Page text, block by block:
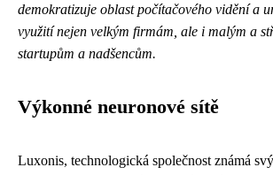
demokratizuje oblast počítačového vidění a
využití nejen velkým firmám, ale i malým a
startupům a nadšencům.
Výkonné neuronové sítě
Luxonis, technologická společnost známá